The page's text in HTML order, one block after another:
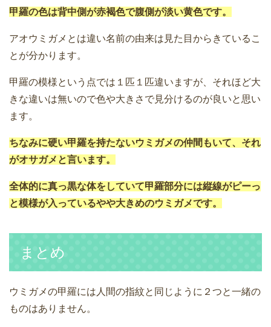
甲羅の色は背中側が赤褐色で腹側が淡い黄色です。
アオウミガメとは違い名前の由来は見た目からきているこ
とが分かります。
甲羅の模様という点では１匹１匹違いますが、それほど大
きな違いは無いので色や大きさで見分けるのが良いと思い
ます。
ちなみに硬い甲羅を持たないウミガメの仲間もいて、それ
がオサガメと言います。
全体的に真っ黒な体をしていて甲羅部分には縦線がピーっ
と模様が入っているやや大きめのウミガメです。
まとめ
ウミガメの甲羅には人間の指紋と同じように２つと一緒の
ものはありません。